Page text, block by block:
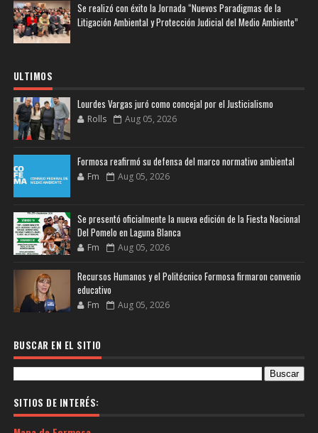
Se realizó con éxito la Jornada “Nuevos Paradigmas de la
Litigación Ambiental y Protección Judicial del Medio Ambiente”
ULTIMOS
Lourdes Vargas juró como concejal por el Justicialismo
Rolls Aug 05, 2026
Formosa reafirmó su defensa del marco normativo ambiental
Fm Aug 05, 2026
Se presentó oficialmente la nueva edición de la Fiesta Nacional
Del Pomelo en Laguna Blanca
Fm Aug 05, 2026
Recursos Humanos y el Politécnico Formosa firmaron convenio
educativo
Fm Aug 05, 2026
BUSCAR EN EL SITIO
SITIOS DE INTERÉS: